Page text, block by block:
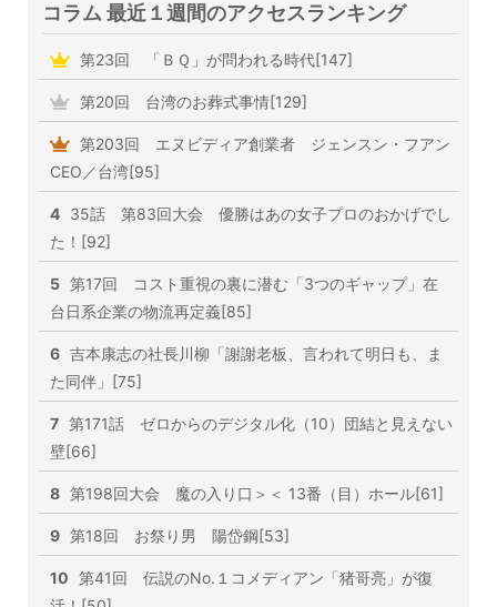
コラム 最近１週間のアクセスランキング
第23回 「ＢＱ」が問われる時代[147]
第20回 台湾のお葬式事情[129]
第203回 エヌビディア創業者 ジェンスン・フアン
CEO／台湾[95]
4 35話 第83回大会 優勝はあの女子プロのおかげでし
た！[92]
5 第17回 コスト重視の裏に潜む「3つのギャップ」在
台日系企業の物流再定義[85]
6 吉本康志の社長川柳「謝謝老板、言われて明日も、ま
た同伴」[75]
7 第171話 ゼロからのデジタル化（10）団結と見えない
壁[66]
8 第198回大会 魔の入り口＞＜ 13番（目）ホール[61]
9 第18回 お祭り男 陽岱鋼[53]
10 第41回 伝説のNo.１コメディアン「猪哥亮」が復